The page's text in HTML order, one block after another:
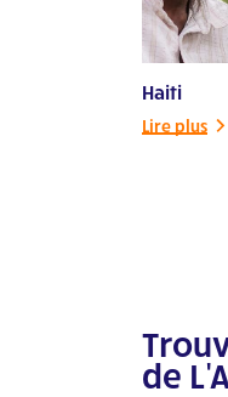
Haiti
Lire plus
de